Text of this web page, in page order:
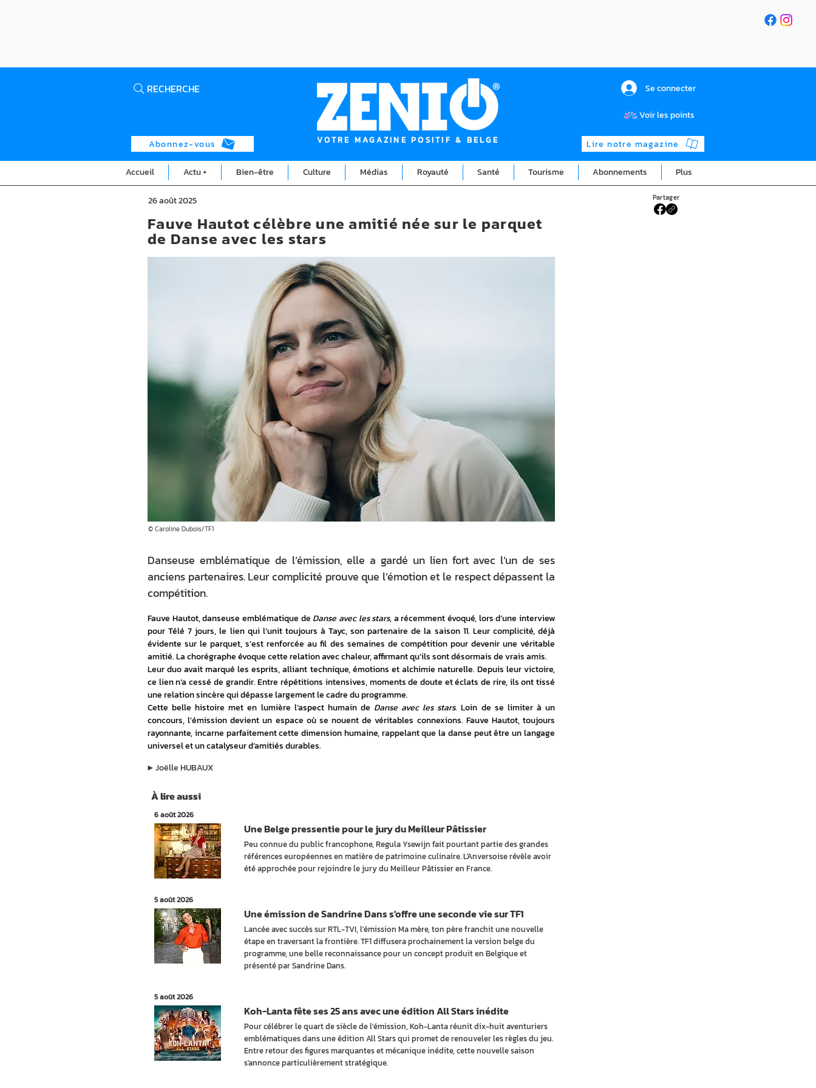
RECHERCHE
Abonnez-vous VOTRE MAGAZINE POSITIF & BELGE
Se connecter
Voir les points
Lire notre magazine
Accueil Actu + Bien-être Culture Médias Royauté Santé Tourisme Abonnements Plus
26 août 2025 Partager
© Caroline Dubois/TF1
Danseuse emblématique de l’émission, elle a gardé un lien fort avec l’un de ses
anciens partenaires. Leur complicité prouve que l’émotion et le respect dépassent la
compétition.
Fauve Hautot, danseuse emblématique de Danse avec les stars, a récemment évoqué, lors d’une interview
pour Télé 7 jours, le lien qui l’unit toujours à Tayc, son partenaire de la saison 11. Leur complicité, déjà
évidente sur le parquet, s’est renforcée au fil des semaines de compétition pour devenir une véritable
amitié. La chorégraphe évoque cette relation avec chaleur, affirmant qu’ils sont désormais de vrais amis.
Leur duo avait marqué les esprits, alliant technique, émotions et alchimie naturelle. Depuis leur victoire,
ce lien n’a cessé de grandir. Entre répétitions intensives, moments de doute et éclats de rire, ils ont tissé
une relation sincère qui dépasse largement le cadre du programme.
Cette belle histoire met en lumière l’aspect humain de Danse avec les stars. Loin de se limiter à un
concours, l’émission devient un espace où se nouent de véritables connexions. Fauve Hautot, toujours
rayonnante, incarne parfaitement cette dimension humaine, rappelant que la danse peut être un langage
universel et un catalyseur d’amitiés durables.
Joëlle HUBAUX
▶︎
Fauve Hautot célèbre une amitié née sur le parquet
de Danse avec les stars
À lire aussi
6 août 2026
Peu connue du public francophone, Regula Ysewijn fait pourtant partie des grandes
références européennes en matière de patrimoine culinaire. L'Anversoise révèle avoir
été approchée pour rejoindre le jury du Meilleur Pâtissier en France.
Une Belge pressentie pour le jury du Meilleur Pâtissier
5 août 2026
Lancée avec succès sur RTL-TVI, l'émission Ma mère, ton père franchit une nouvelle
étape en traversant la frontière. TF1 diffusera prochainement la version belge du
programme, une belle reconnaissance pour un concept produit en Belgique et
présenté par Sandrine Dans.
Une émission de Sandrine Dans s'offre une seconde vie sur TF1
5 août 2026
Pour célébrer le quart de siècle de l'émission, Koh-Lanta réunit dix-huit aventuriers
emblématiques dans une édition All Stars qui promet de renouveler les règles du jeu.
Entre retour des figures marquantes et mécanique inédite, cette nouvelle saison
s'annonce particulièrement stratégique.
Koh-Lanta fête ses 25 ans avec une édition All Stars inédite